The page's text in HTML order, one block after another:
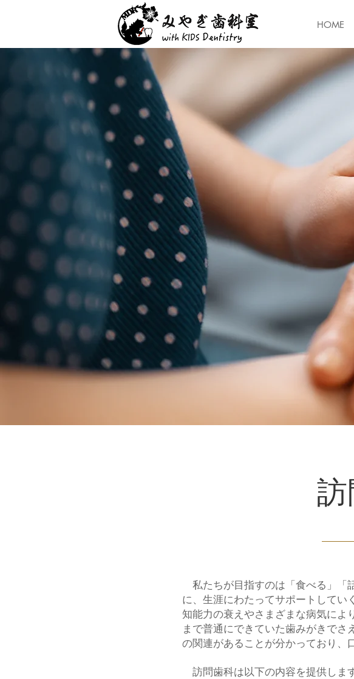
HOME
私たちが目指すのは「食べる」「
に、生涯にわたってサポートして
知能力の衰えやさまざまな病気によ
まで普通にできていた歯みがきでさ
の関連があることが分かっており、
訪問歯科は以下の内容を提供します